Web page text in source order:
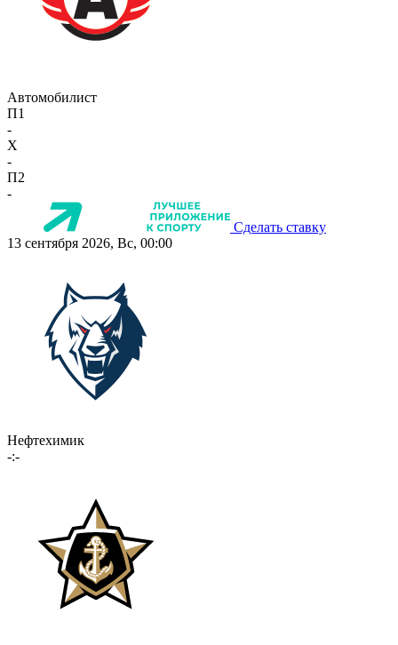
Автомобилист
П1
-
X
-
П2
-
Сделать ставку
13 сентября 2026, Вс, 00:00
Нефтехимик
-:-